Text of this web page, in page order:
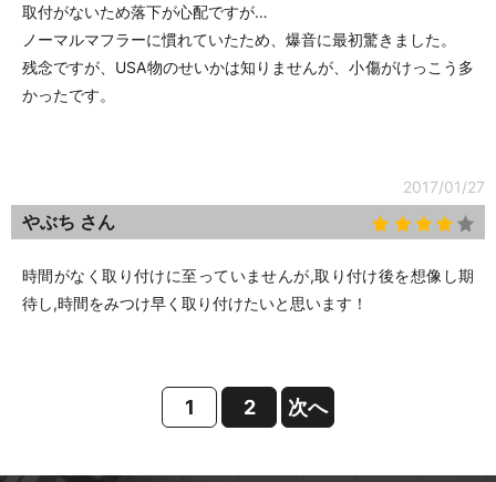
取付がないため落下が心配ですが…
ノーマルマフラーに慣れていたため、爆音に最初驚きました。
残念ですが、USA物のせいかは知りませんが、小傷がけっこう多
かったです。
2017/01/27
やぶち さん
時間がなく取り付けに至っていませんが,取り付け後を想像し期
待し,時間をみつけ早く取り付けたいと思います！
1 2 次へ